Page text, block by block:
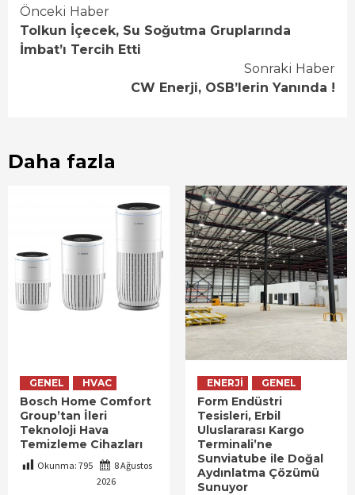
Continue
Reading
Önceki Haber
Tolkun İçecek, Su Soğutma Gruplarında
İmbat’ı Tercih Etti
Sonraki Haber
CW Enerji, OSB’lerin Yanında !
Daha fazla
GENEL HVAC
Bosch Home Comfort
Group’tan İleri
Teknoloji Hava
Temizleme Cihazları
Okunma: 795
8 Ağustos
2026
ENERJI GENEL
Form Endüstri
Tesisleri, Erbil
Uluslararası Kargo
Terminali’ne
Sunviatube ile Doğal
Aydınlatma Çözümü
Sunuyor